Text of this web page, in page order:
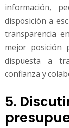
información,
disposición a
transparencia
mejor posición
dispuesta a
confianza y
5.